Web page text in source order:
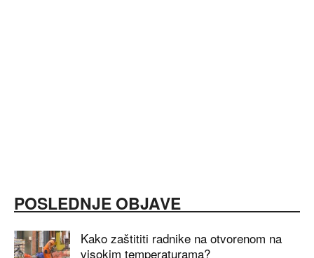
POSLEDNJE OBJAVE
Kako zaštititi radnike na otvorenom na
visokim temperaturama?